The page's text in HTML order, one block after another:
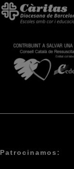
Patrocinamos: